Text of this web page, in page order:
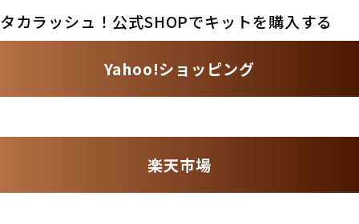
タカラッシュ！公式SHOPでキットを購入する
Yahoo!ショッピング
楽天市場